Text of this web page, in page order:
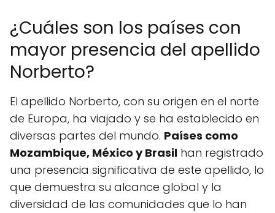
¿Cuáles son los países con
mayor presencia del apellido
Norberto?
El apellido Norberto, con su origen en el norte
de Europa, ha viajado y se ha establecido en
diversas partes del mundo. Países como
Mozambique, México y Brasil han registrado
una presencia significativa de este apellido, lo
que demuestra su alcance global y la
diversidad de las comunidades que lo han